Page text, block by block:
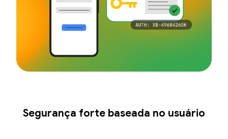
Segurança forte baseada no usuário